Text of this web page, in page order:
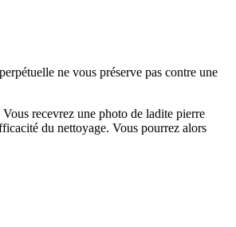
ne vous préserve pas contre une
recevrez une photo de ladite pierre
du nettoyage. Vous pourrez alors